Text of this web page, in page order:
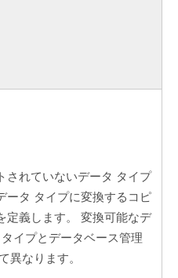
されていないデータ タイプ
ータ タイプに変換するコピ
定義します。 変換可能なデ
イプとデータベース管理
異なります。